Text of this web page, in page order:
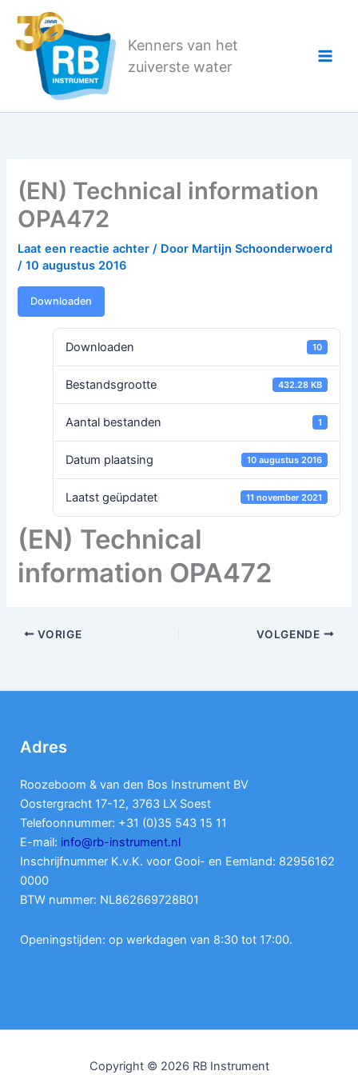
naar
Kenners van het
zuiverste water
(EN) Technical information
OPA472
Laat een reactie achter / Door Martijn Schoonderwoerd
/10 augustus 2016
Downloaden
Downloaden 10
Bestandsgrootte 432.28 KB
Aantal bestanden 1
Datum plaatsing 10 augustus 2016
Laatst geüpdatet 11 november 2021
(EN) Technical
information OPA472
VORIGE VOLGENDE
Adres
Roozeboom & van den Bos Instrument BV
Oostergracht 17-12, 3763 LX Soest
Telefoonnummer: +31 (0)35 543 15 11
E-mail: info@rb-instrument.nl
Inschrijfnummer K.v.K. voor Gooi- en Eemland: 82956162
0000
BTW nummer: NL862669728B01
Openingstijden: op werkdagen van 8:30 tot 17:00.
Copyright © 2026 RB Instrument